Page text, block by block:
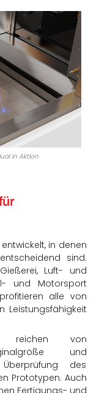
in Aktion
in denen
sind.
Luft- und
und Motorsport
alle von
Leistungsfähigkeit
reichen von
und
des
Prototypen. Auch
Fertigungs- und